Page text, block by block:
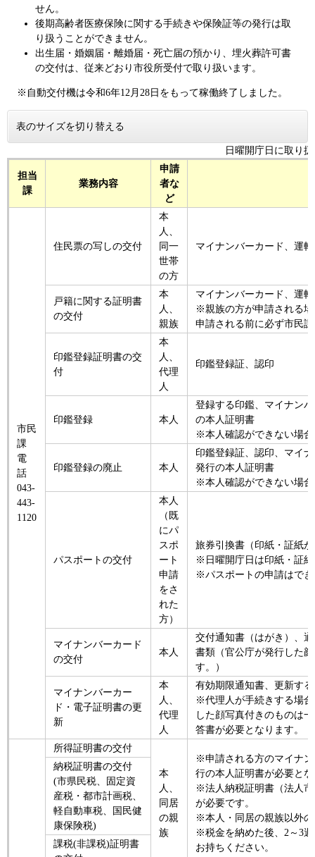
せん。
後期高齢者医療保険に関する手続きや保険証等の発行は取
り扱うことができません。
出生届・婚姻届・離婚届・死亡届の預かり、埋火葬許可書
の交付は、従来どおり市役所受付で取り扱います。
※自動交付機は令和6年12月28日をもって稼働終了しました。
表のサイズを切り替える
日曜開庁日に取り
担当
課
業務内容
申請
者な
ど
市民
課
電
話
043-
443-
1120
住民票の写しの交付
本
人、
同一
世帯
の方
マイナンバーカード、運
戸籍に関する証明書
の交付
本
人、
親族
マイナンバーカード、運
※親族の方が申請される
申請される前に必ず市民
印鑑登録証明書の交
付
本
人、
代理
人
印鑑登録証、認印
印鑑登録 本人
登録する印鑑、マイナン
の本人証明書
※本人確認ができない場
印鑑登録の廃止 本人
印鑑登録証、認印、マイ
発行の本人証明書
※本人確認ができない場
パスポートの交付
本人
（既
にパ
スポ
ート
申請
をさ
れた
方）
旅券引換書（印紙・証紙
※日曜開庁日は印紙・証
※パスポートの申請はで
マイナンバーカード
の交付
本人
交付通知書（はがき）、
書類（官公庁が発行した
す。）
マイナンバーカー
ド・電子証明書の更
新
本
人、
代理
人
有効期限通知書、更新す
※代理人が手続きする場
した顔写真付きのものは
答書が必要となります。
所得証明書の交付
本
人、
同居
の親
族
※申請される方のマイナ
行の本人証明書が必要と
※法人納税証明書（法人
が必要です。
※本人・同居の親族以外
※税金を納めた後、2～3
お持ちください。
納税証明書の交付
(市県民税、固定資
産税・都市計画税、
軽自動車税、国民健
康保険税)
課税(非課税)証明書